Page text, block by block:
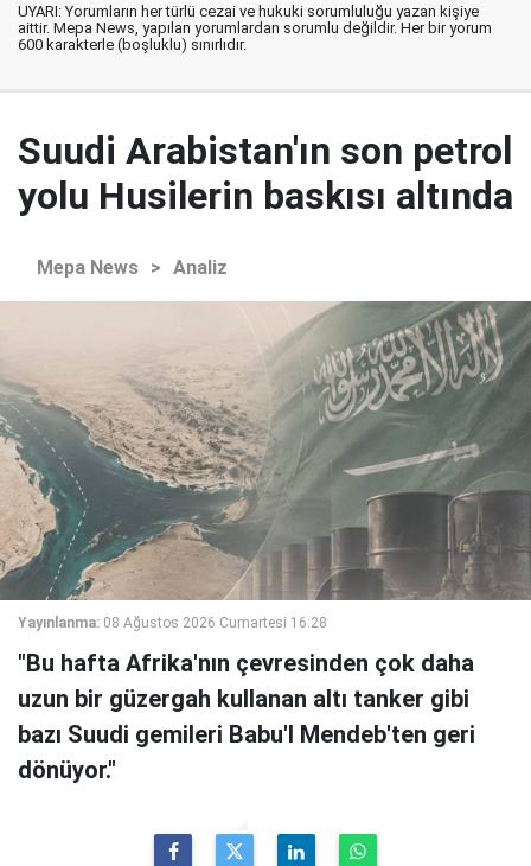
UYARI: Yorumların her türlü cezai ve hukuki sorumluluğu yazan kişiye
aittir. Mepa News, yapılan yorumlardan sorumlu değildir. Her bir yorum
600 karakterle (boşluklu) sınırlıdır.
Suudi Arabistan'ın son petrol
yolu Husilerin baskısı altında
Mepa News > Analiz
Yayınlanma: 08 Ağustos 2026 Cumartesi 16:28
"Bu hafta Afrika'nın çevresinden çok daha
uzun bir güzergah kullanan altı tanker gibi
bazı Suudi gemileri Babu'l Mendeb'ten geri
dönüyor."